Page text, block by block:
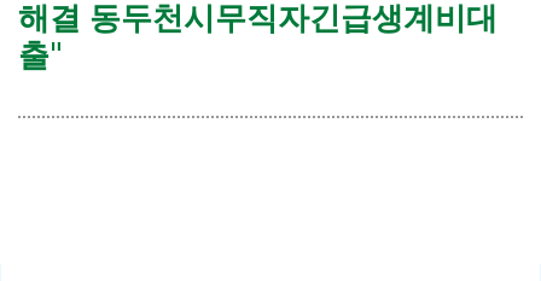
해결 동두천시무직자긴급생계비대
출"